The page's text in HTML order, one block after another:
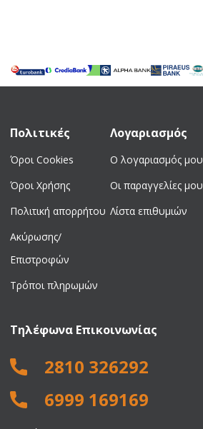
Πολιτικές
Όροι Cookies
Όροι Χρήσης
Πολιτική απορρήτου
Ακύρωσης/
Επιστροφών
Τρόποι πληρωμών
Λογαριασμός
Ο λογαριασμός μου
Οι παραγγελίες μου
Λίστα επιθυμιών
Τηλέφωνα Επικοινωνίας
2810 326292
6999 169169